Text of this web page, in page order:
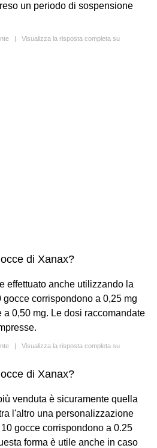
un periodo di sospensione
| Visualizza la risposta completa su
di Xanax?
effettuato anche utilizzando la
corrispondono a 0,25 mg
0,50 mg. Le dosi raccomandate
| Visualizza la risposta completa su
di Xanax?
venduta è sicuramente quella
l'altro una personalizzazione
gocce corrispondono a 0.25
forma è utile anche in caso